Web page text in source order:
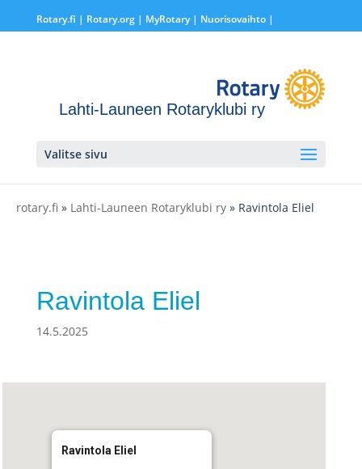
Rotary.fi | Rotary.org| MyRotary | Nuorisovaihto|
Lahti-Launeen Rotaryklubi ry
Valitse sivu
rotary.fi » Lahti-Launeen Rotaryklubi ry » Ravintola Eliel
Ravintola Eliel
14.5.2025
Ravintola Eliel